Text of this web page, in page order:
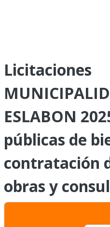
Licitaciones
ESLABON
públicas de
contratación
obras y